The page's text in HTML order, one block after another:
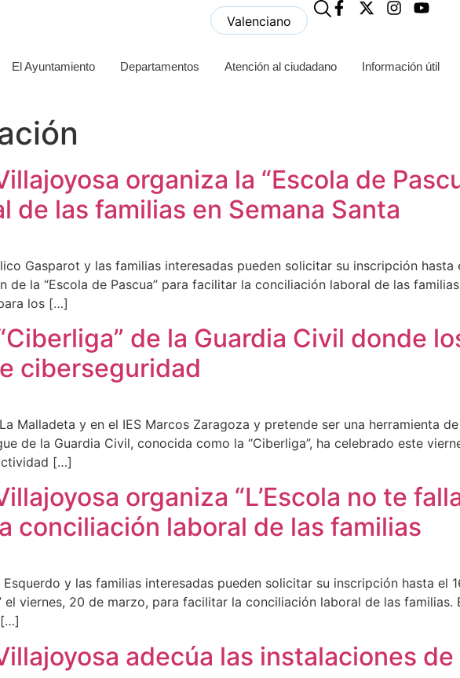
Valenciano
El Ayuntamiento Departamentos Atención al ciudadano Información útil
organiza la “Escola de
de las familias en Semana Santa
Gasparot y las familias interesadas pueden solicitar su inscripción hasta
de la “Escola de Pascua” para facilitar la conciliación laboral de las
los […]
de la Guardia Civil donde
ciberseguridad
Malladeta y en el IES Marcos Zaragoza y pretende ser una herramienta
de la Guardia Civil, conocida como la “Ciberliga”, ha celebrado este
[…]
organiza “L’Escola no te
conciliación laboral de las familias
y las familias interesadas pueden solicitar su inscripción hasta el
el viernes, 20 de marzo, para facilitar la conciliación laboral de las
[…]
adecúa las instalaciones